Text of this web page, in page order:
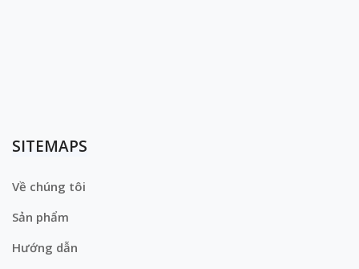
SITEMAPS
Về chúng tôi
Sản phẩm
Hướng dẫn